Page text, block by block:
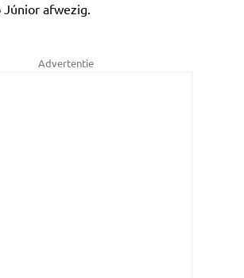
Júnior afwezig.
Advertentie